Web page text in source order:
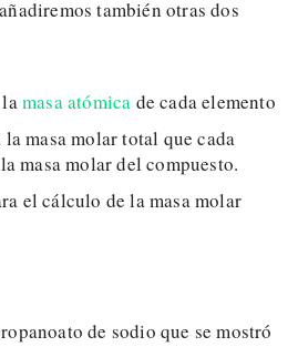
también otras dos
masa atómica de cada elemento
masa molar total que cada
masa molar del compuesto.
el cálculo de la masa molar
de sodio que se mostró